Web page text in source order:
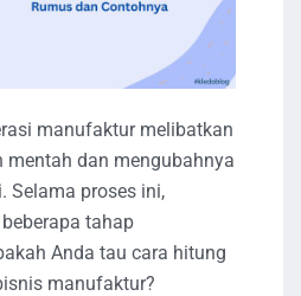
manufaktur melibatkan
mentah dan mengubahnya
Selama proses ini,
tahap
Anda tau cara hitung
manufaktur?